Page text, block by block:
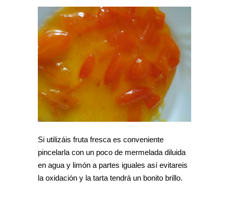
Si utilizáis fruta fresca es conveniente
pincelarla con un poco de mermelada diluida
en agua y limón a partes iguales así evitareis
la oxidación y la tarta tendrá un bonito brillo.